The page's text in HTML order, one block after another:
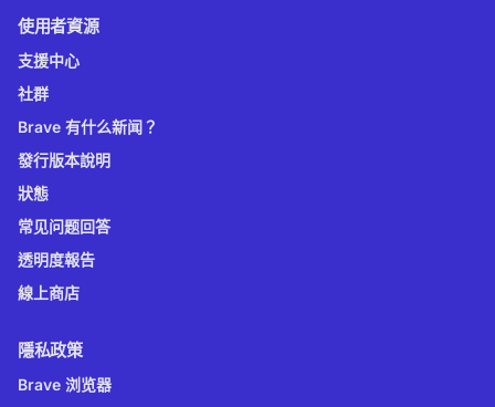
使用者資源
支援中心
社群
Brave 有什么新闻？
發行版本說明
狀態
常见问题回答
透明度報告
線上商店
隱私政策
Brave 浏览器